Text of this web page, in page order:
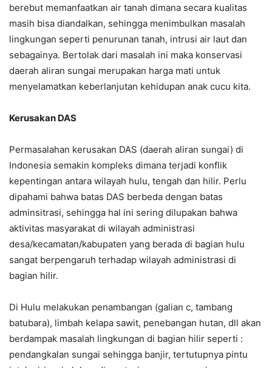
berebut memanfaatkan air tanah dimana secara kualitas
masih bisa diandalkan, sehingga menimbulkan masalah
lingkungan seperti penurunan tanah, intrusi air laut dan
sebagainya. Bertolak dari masalah ini maka konservasi
daerah aliran sungai merupakan harga mati untuk
menyelamatkan keberlanjutan kehidupan anak cucu kita.
Kerusakan DAS
Permasalahan kerusakan DAS (daerah aliran sungai) di
Indonesia semakin kompleks dimana terjadi konflik
kepentingan antara wilayah hulu, tengah dan hilir. Perlu
dipahami bahwa batas DAS berbeda dengan batas
adminsitrasi, sehingga hal ini sering dilupakan bahwa
aktivitas masyarakat di wilayah administrasi
desa/kecamatan/kabupaten yang berada di bagian hulu
sangat berpengaruh terhadap wilayah administrasi di
bagian hilir.
Di Hulu melakukan penambangan (galian c, tambang
batubara), limbah kelapa sawit, penebangan hutan, dll akan
berdampak masalah lingkungan di bagian hilir seperti :
pendangkalan sungai sehingga banjir, tertutupnya pintu